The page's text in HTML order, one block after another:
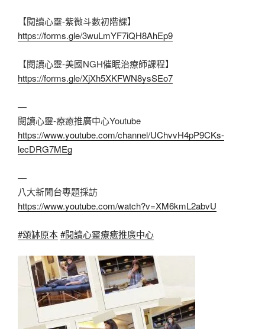
【閱讀心靈-紫微斗數初階課】
https://forms.gle/3wuLmYF7iQH8AhEp9
【閱讀心靈-美國NGH催眠治療師課程】
https://forms.gle/XjXh5XKFWN8ysSEo7
—
閱讀心靈-療癒推廣中心Youtube
https://www.youtube.com/channel/UChvvH4pP9CKs-
lecDRG7MEg
—
八大新聞台專題採訪
https://www.youtube.com/watch?v=XM6kmL2abvU
#頌缽原本#閱讀心靈療癒推廣中心